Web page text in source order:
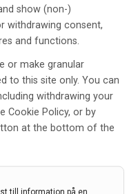
show (non-)
withdrawing consent,
and functions.
or make granular
to this site only. You can
withdrawing your
Cookie Policy, or by
at the bottom of the
5 jan 2024